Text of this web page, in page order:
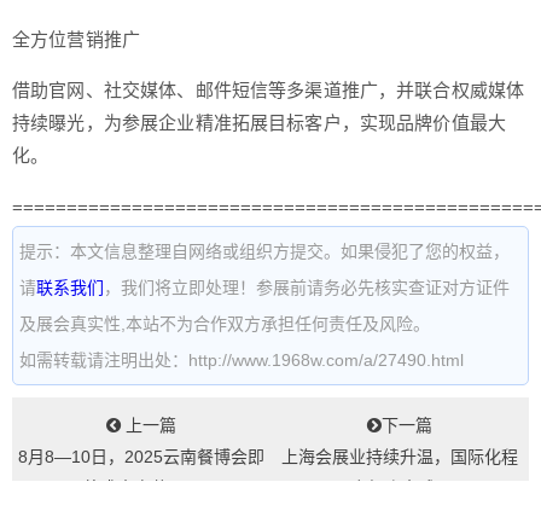
全方位营销推广
借助官网、社交媒体、邮件短信等多渠道推广，并联合权威媒体
持续曝光，为参展企业精准拓展目标客户，实现品牌价值最大
化。
提示：本文信息整理自网络或组织方提交。如果侵犯了您的权益，
请联系我们 ，我们将立即处理！参展前请务必先核实查证对方证件
及展会真实性,本站不为合作双方承担任何责任及风险。
如需转载请注明出处：http://www.1968w.com/a/27490.html
上一篇
8月8—10日，2025云南餐博会即
下一篇
上海会展业持续升温，国际化程